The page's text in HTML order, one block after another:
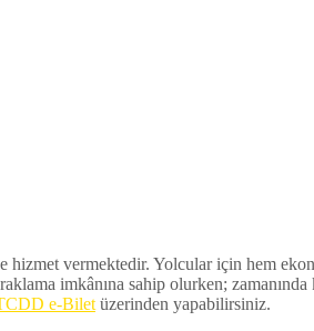
hizmet vermektedir. Yolcular için hem
imkânına sahip olurken; zamanında
e-Bilet üzerinden yapabilirsiniz.